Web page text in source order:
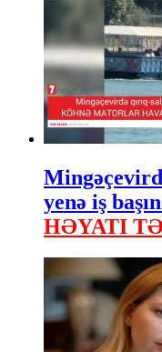
yenə iş
HƏYATI